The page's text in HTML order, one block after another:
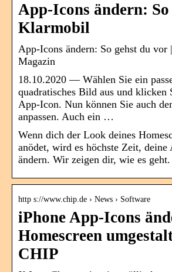
App-Icons ändern: So
Klarmobil
App-Icons ändern: So gehst du
Magazin
18.10.2020 — Wählen Sie ein
quadratisches Bild aus und klicken
App-Icon. Nun können Sie auch
anpassen. Auch ein …
Wenn dich der Look deines
anödet, wird es höchste Zeit, deine
ändern. Wir zeigen dir, wie es geht.
http s://www.chip.de › News › Software
iPhone App-Icons
Homescreen
CHIP